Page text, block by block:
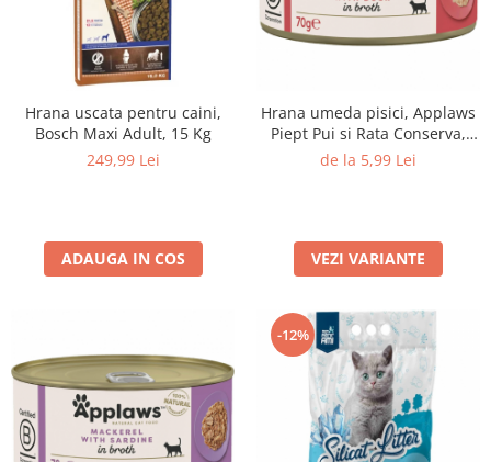
Tratamente pesti acvariu
Teste apa
Furtune si conectori acvarii
Curatare acvarii
Conditioneri apa acvariu
Medii filtrante
Piese de schimb
Pasari
Hrana pasari
Rozatoare
Igiena rozatoare
Hrana Rozatoare
Hrana uscata pentru caini,
Bosch Maxi Adult, 15 Kg
249,99 Lei
ADAUGA IN COS
Hrana umeda pisici, Applaws
Piept Pui si Rata Conserva,
70G
de la 5,99 Lei
VEZI VARIANTE
-12%